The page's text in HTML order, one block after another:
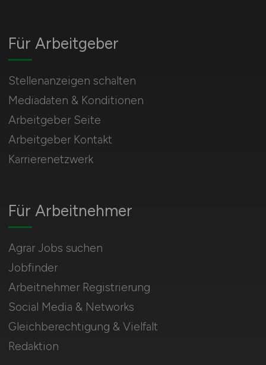
Für Arbeitnehmer
Agrar Jobs suchen
Jobfinder
Arbeitnehmer Registrierung
Social Media & Networks
Gleichberechtigung & Vielfalt
Redaktion
Für Arbeitgeber
Stellenanzeigen schalten
Mediadaten & Konditionen
Arbeitgeber Seite
Arbeitgeber Kontakt
Karrierenetzwerk